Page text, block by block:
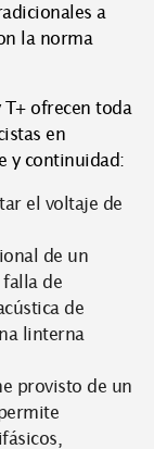
a
la norma
T+ ofrecen toda
en
y continuidad:
el voltaje de
de un
de
de
linterna
provisto de un